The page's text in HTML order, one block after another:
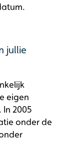
jullie
eigen
2005
onder de